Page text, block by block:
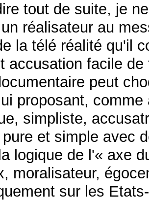
tout de suite, je
réalisateur au
la télé réalité qu'il
accusation facile
peut
proposant,
simpliste,
et simple avec
logique de l'« axe
moralisateur,
sur les